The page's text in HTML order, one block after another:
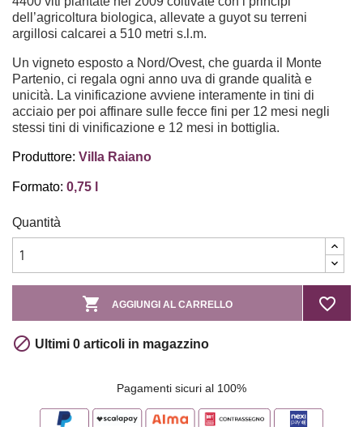
dell’agricoltura biologica, allevate a guyot su terreni
argillosi calcarei a 510 metri s.l.m.
Un vigneto esposto a Nord/Ovest, che guarda il Monte
Partenio, ci regala ogni anno uva di grande qualità e
unicità. La vinificazione avviene interamente in tini di
acciaio per poi affinare sulle fecce fini per 12 mesi negli
stessi tini di vinificazione e 12 mesi in bottiglia.
Produttore: Villa Raiano
Formato: 0,75 l
Quantità
 AGGIUNGI AL CARRELLO favorite_border
 Ultimi 0 articoli in magazzino
Pagamenti sicuri al 100%